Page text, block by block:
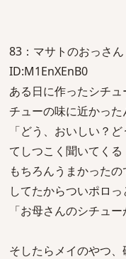
83：マサトのおっさ
ID:M1EnXEnB0
ある日に作ったシチ
チューの味に近かった
「どう、おいしい？ど
てしつこく聞いてくる
もちろんうまかった
してたからついポロっ
「お母さんのシチュ
そしたらメイのやつ